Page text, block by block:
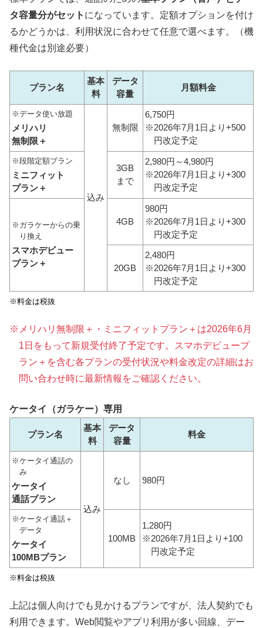
タ容量分がセット になっています。定額オプションを付け
るかどうかは、利用状況に合わせて任意で選べます。（機
種代金は別途必要）
※料金は税抜
プラン名
基本
料
データ
容量
月額料金
データ使い放題
メリハリ
無制限＋
込み
無制限
6,750円
※2026年7月1日より+500
円改定予定
段階定額プラン
ミニフィット
プラン＋
3GB
まで
2,980円 ～4,980円
※2026年7月1日より+300
円改定予定
ガラケーからの乗
り換え
スマホデビュー
プラン＋
4GB
980円
※2026年7月1日より+300
円改定予定
20GB
2,480円
※2026年7月1日より+300
円改定予定
メリハリ無制限＋・ミニフィットプラン＋は2026年6月
1日をもって新規受付終了予定です。スマホデビュープ
ラン＋を含む各プランの受付状況や料金改定の詳細はお
問い合わせ時に最新情報をご確認ください。
ケータイ（ガラケー）専用
※料金は税抜
プラン名
基本
料
データ
容量
料金
ケータイ通話の
み
ケータイ
通話プラン
込み
なし 980円
ケータイ通話＋
データ
ケータイ
100MBプラン
100MB
1,280円
※2026年7月1日より+100
円改定予定
上記は個人向けでも見かけるプランですが、法人契約でも
利用できます。Web閲覧やアプリ利用が多い回線、デー